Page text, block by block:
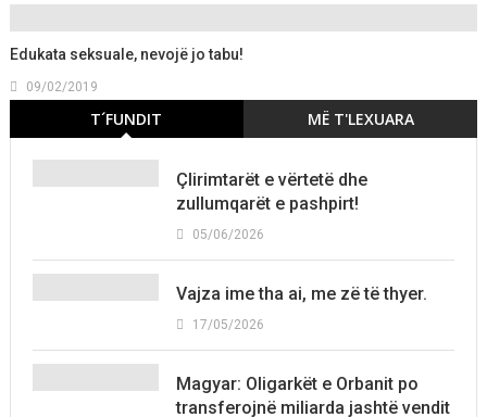
Edukata seksuale, nevojë jo tabu!
09/02/2019
T´FUNDIT MË T'LEXUARA
Çlirimtarët e vërtetë dhe
zullumqarët e pashpirt!
05/06/2026
Vajza ime tha ai, me zë të thyer.
17/05/2026
Magyar: Oligarkët e Orbanit po
transferojnë miliarda jashtë vendit